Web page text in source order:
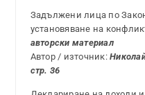
Задължени лица по
установяване на
авторски материал
Автор / източник:
стр. 36